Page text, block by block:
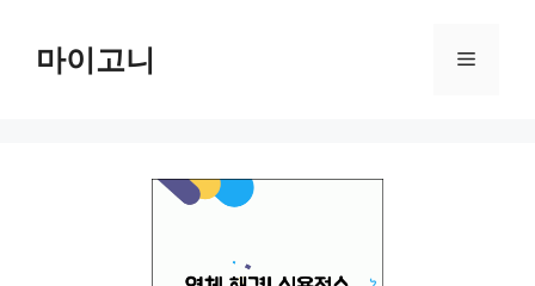
마이고니 메